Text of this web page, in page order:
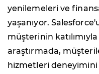
yenilemeleri ve
yaşanıyor.
müşterinin
araştırmada,
hizmetleri deneyimini